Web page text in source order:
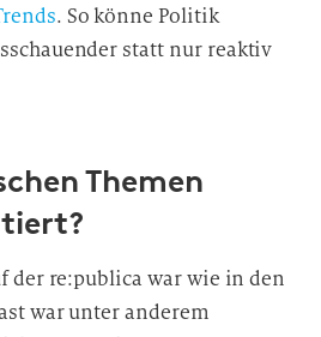
. So könne Politik
statt nur reaktiv
Themen
der re:publica war wie in den
war unter anderem